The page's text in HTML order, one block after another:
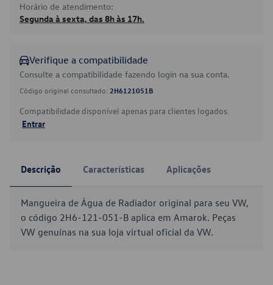
Horário de atendimento:
Segunda à sexta, das 8h às 17h.
Verifique a compatibilidade
Consulte a compatibilidade fazendo login na sua conta.
Código original consultado: 2H6121051B
Compatibilidade disponível apenas para clientes logados.
Entrar
Descrição Características Aplicações
Mangueira de Água de Radiador original para seu VW,
o código 2H6-121-051-B aplica em Amarok. Peças
VW genuínas na sua loja virtual oficial da VW.